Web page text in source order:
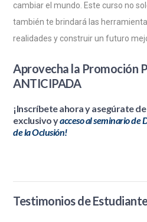
cambiar el mundo. Este curso no
también te brindará las
realidades y construir un futuro
Aprovecha la Promoción
ANTICIPADA
¡Inscríbete ahora y asegúrate
exclusivo yacceso al seminario de
de la Oclusión!
Testimonios de